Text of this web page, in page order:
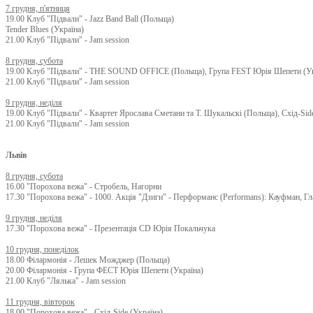
7 грудня, п'ятниця
19.00 Клуб "Підвали" - Jazz Band Ball (Польща)
Tender Blues (Україна)
21.00 Клуб "Підвали" - Jam session
8 грудня, субота
19.00 Клуб "Підвали" - THE SOUND OFFICE (Польща), Група FEST Юрія Шепети
21.00 Клуб "Підвали" - Jam session
9 грудня, неділя
19.00 Клуб "Підвали" - Квартет Ярослава Сметани та T. Шукальскі (Польща), Схід-
21.00 Клуб "Підвали" - Jam session
Львів
8 грудня, субота
16.00 "Порохова вежа" - Стробель, Нагорни
17.30 "Порохова вежа" - 1000. Акція "Дзиги" - Перформанс (Performans): Кауфман,
9 грудня, неділя
17.30 "Порохова вежа" - Презентація CD Юрія Покальчука
10 грудня, понеділок
18.00 Філармонія - Лешек Можджер (Польща)
20.00 Філармонія - Група ФЕСТ Юрія Шепети (Україна)
21.00 Клуб "Лялька" - Jam session
11 грудня, вівторок